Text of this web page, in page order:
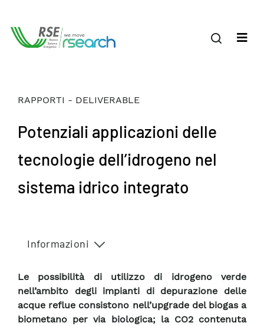
RAPPORTI - DELIVERABLE
Potenziali applicazioni delle
tecnologie dell’idrogeno nel
sistema idrico integrato
Informazioni
Le possibilità di utilizzo di idrogeno verde
nell’ambito degli impianti di depurazione delle
acque reflue consistono nell’upgrade del biogas a
biometano per via biologica; la CO2 contenuta